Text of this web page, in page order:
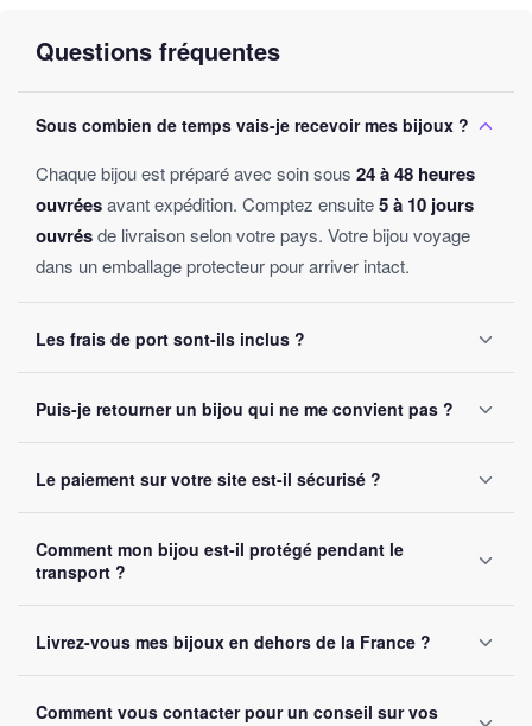
Questions fréquentes
Sous combien de temps vais-je recevoir mes bijoux ?
Chaque bijou est préparé avec soin sous 24 à 48 heures
ouvréesavant expédition. Comptez ensuite5 à 10 jours
ouvrésde livraison selon votre pays. Votre bijou voyage
dans un emballage protecteur pour arriver intact.
Les frais de port sont-ils inclus ?
sans montant minimum d'achat. Votre bijou part sous 24 à
48 heures ouvrées.
Puis-je retourner un bijou qui ne me convient pas ?
le retourner. Remboursement intégral garanti, sans
question posée.
Le paiement sur votre site est-il sécurisé ?
SSL. Nous acceptons Visa, Mastercard, PayPal et Apple
Pay. Vos données bancaires ne sont jamais stockées sur
Comment mon bijou est-il protégé pendant le
transport ?
renforcé. Un numéro de suivi vous est envoyé par e-mail
dès l'expédition.
Livrez-vous mes bijoux en dehors de la France ?
. Comptez 5 à 10 jours ouvrés selon la
Comment vous contacter pour un conseil sur vos